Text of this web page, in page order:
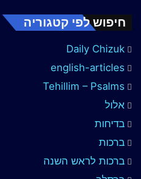
חיפוש לפי קטגוריה
Daily Chizuk
english-articles
Tehillim – Psalms
אלול
בדיחות
ברכות
ברכות לראש השנה